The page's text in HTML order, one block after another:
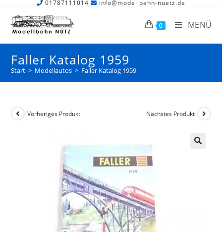
01787111014 info@modellbahn-nuetz.de
0 MENÜ
Faller Katalog 1959
Start > Modellautos > Faller Katalog 1959
Vorheriges Produkt Nächstes Produkt